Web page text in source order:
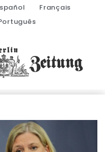
Français